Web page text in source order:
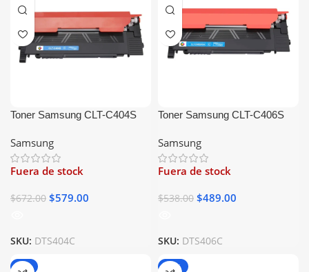
Toner Samsung CLT-C404S
Samsung
Fuera de stock
$672.00 $579.00
SKU: DTS404C
Toner Samsung CLT-C406S
Samsung
Fuera de stock
$538.00 $489.00
SKU: DTS406C
-7% -14%